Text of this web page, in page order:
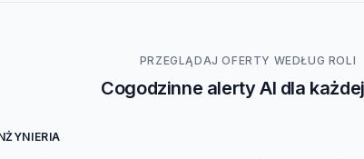
PRZEGLĄDAJ OFERTY WEDŁUG ROLI
Cogodzinne alerty AI dla